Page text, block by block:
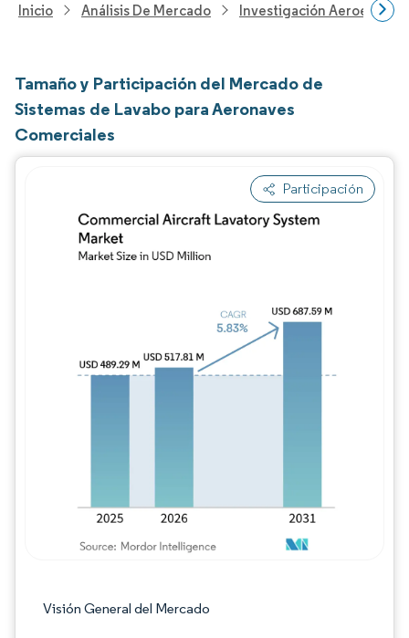
Inicio Análisis De Mercado Investigación
Tamaño y Participación del Mercado de
Sistemas de Lavabo para Aeronaves
Comerciales
Participación
Visión General del Mercado